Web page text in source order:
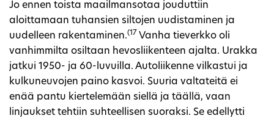
Jo ennen toista maailmansotaa jouduttiin
aloittamaan tuhansien siltojen uudistaminen ja
uudelleen rakentaminen.(17 Vanha tieverkko oli
vanhimmilta osiltaan hevosliikenteen ajalta. Urakka
jatkui 1950- ja 60-luvuilla. Autoliikenne vilkastui ja
kulkuneuvojen paino kasvoi. Suuria valtateitä ei
enää pantu kiertelemään siellä ja täällä, vaan
linjaukset tehtiin suhteellisen suoraksi. Se edellytti